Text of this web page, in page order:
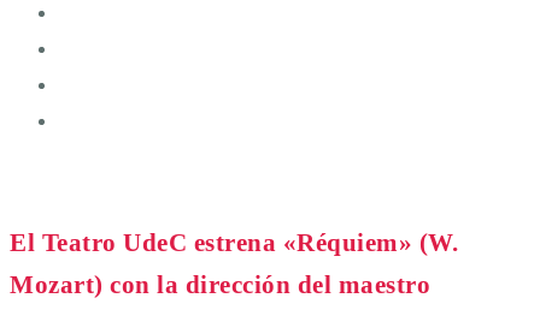
El Teatro UdeC estrena «Réquiem» (W.
Mozart) con la dirección del maestro